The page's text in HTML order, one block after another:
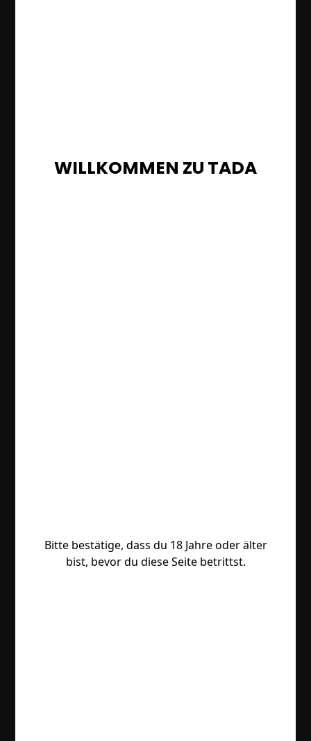
WILLKOMMEN ZU TADA
Bitte bestätige, dass du 18 Jahre oder älter
bist, bevor du diese Seite betrittst.